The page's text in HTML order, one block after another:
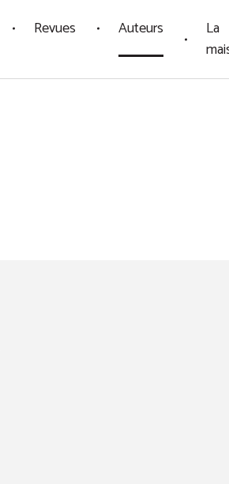
Revues Auteurs
La